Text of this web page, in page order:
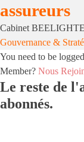
assureurs
Cabinet
Gouvernance &
You need to be
Member? Nous
Le reste de
abonnés.